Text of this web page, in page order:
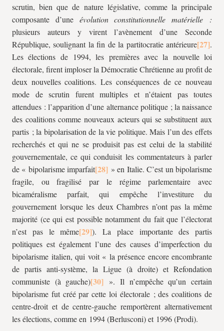
scrutin, bien que de nature législative, comme la principale
composante d’une évolution constitutionnelle matérielle :
plusieurs auteurs y virent l’avènement d’une Seconde
République, soulignant la fin de la partitocratie antérieure
.
Les élections de 1994, les premières avec la nouvelle loi
électorale, firent imploser la Démocratie Chrétienne au profit de
deux nouvelles coalitions. Les conséquences de ce nouveau
mode de scrutin furent multiples et n’étaient pas toutes
attendues : l’apparition d’une alternance politique ; la naissance
des coalitions comme nouveaux acteurs qui se substituent aux
partis ; la bipolarisation de la vie politique. Mais l’un des effets
recherchés et qui ne se produisit pas est celui de la stabilité
gouvernementale, ce qui conduisit les commentateurs à parler
de « bipolarisme imparfait
» en Italie. C’est un bipolarisme
fragile, ou fragilisé par le régime parlementaire avec
bicaméralisme parfait, qui empêche l’investiture du
gouvernement lorsque les deux Chambres n’ont pas la même
majorité (ce qui est possible notamment du fait que l’électorat
n’est pas le même
). La place importante des partis
politiques est également l’une des causes d’imperfection du
bipolarisme italien, qui voit « la présence encore encombrante
de partis anti-système, la Ligue (à droite) et Refondation
communiste (à gauche)
». Il n’empêche qu’un certain
bipolarisme fut créé par cette loi électorale ; des coalitions de
centre-droit et de centre-gauche remportèrent alternativement
les élections, comme en 1994 (Berlusconi) et 1996 (Prodi).